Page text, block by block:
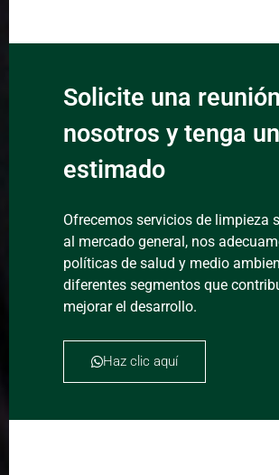
Solicite una
nosotros y tenga un
estimado
Ofrecemos servicios de limpieza
al mercado general, nos
políticas de salud y medio
diferentes segmentos que
mejorar el desarrollo.
Haz clic aquí